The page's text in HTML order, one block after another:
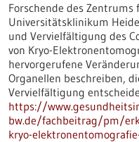
Forschende des
Universitätsklinikum
und Vervielfältigung des
von Kryo-
hervorgerufene
Organellen beschreiben,
Vervielfältigung
https://
bw.de/fachbeitrag/pm/
kryo-